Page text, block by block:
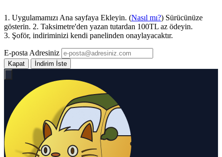
1. Uygulamamızı Ana sayfaya Ekleyin. (Nasıl mı?) Sürücünüze
gösterin. 2. Taksimetre'den yazan tutardan 100TL az ödeyin.
3. Şoför, indiriminizi kendi panelinden onaylayacaktır.
E-posta Adresiniz
Kapat İndirim İste